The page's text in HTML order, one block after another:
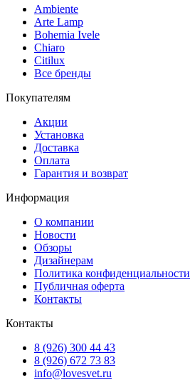
Ambiente
Arte Lamp
Bohemia Ivele
Chiaro
Citilux
Все бренды
Покупателям
Акции
Установка
Доставка
Оплата
Гарантия и возврат
Информация
О компании
Новости
Обзоры
Дизайнерам
Политика конфиденциальности
Публичная оферта
Контакты
Контакты
8 (926) 300 44 43
8 (926) 672 73 83
info@lovesvet.ru